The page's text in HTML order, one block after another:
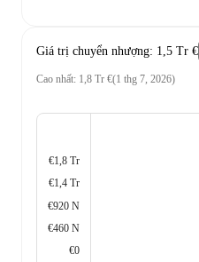
Giá trị chuyển nhượng: 1,5 Tr €
Cao nhất: 1,8 Tr €(1 thg 7, 2026)
€1,8 Tr
€1,4 Tr
€920 N
€460 N
€0